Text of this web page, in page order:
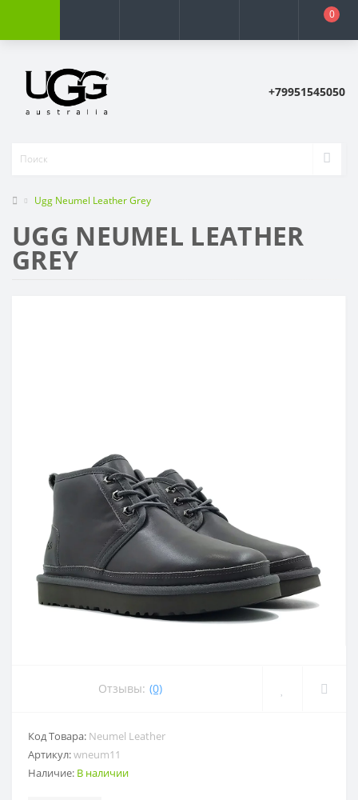
0
+79951545050
Ugg Neumel Leather Grey
UGG NEUMEL LEATHER
GREY
Отзывы: (0)
Код Товара: Neumel Leather
Артикул:wneum11
Наличие: В наличии